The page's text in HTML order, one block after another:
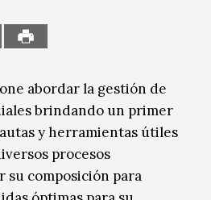
abordar la gestión de
brindando un primer
y herramientas útiles
procesos
su composición para